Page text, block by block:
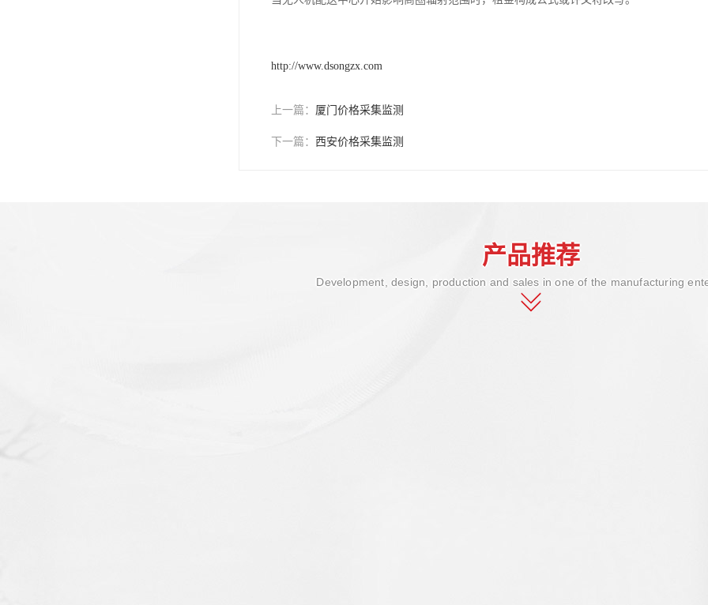
http://www.dsongzx.com
上一篇： 厦门价格采集监测
下一篇： 西安价格采集监测
产品推荐
Development, design, production and sales in one of the manufacturing